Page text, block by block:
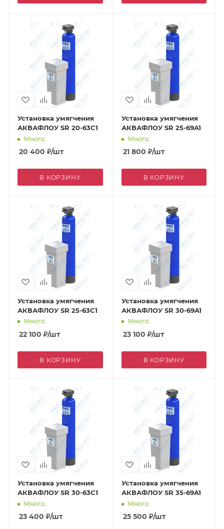
Установка умягчения
АКВАФЛОУ SR 20-63C1
Много
20 400 ₽/шт
В КОРЗИНУ
Установка умягчения
АКВАФЛОУ SR 25-69A1
Много
21 800 ₽/шт
В КОРЗИНУ
Установка умягчения
АКВАФЛОУ SR 25-63C1
Много
22 100 ₽/шт
В КОРЗИНУ
Установка умягчения
АКВАФЛОУ SR 30-69A1
Много
23 100 ₽/шт
В КОРЗИНУ
Установка умягчения
АКВАФЛОУ SR 30-63C1
Много
23 400 ₽/шт
Установка умягчения
АКВАФЛОУ SR 35-69A1
Много
25 500 ₽/шт